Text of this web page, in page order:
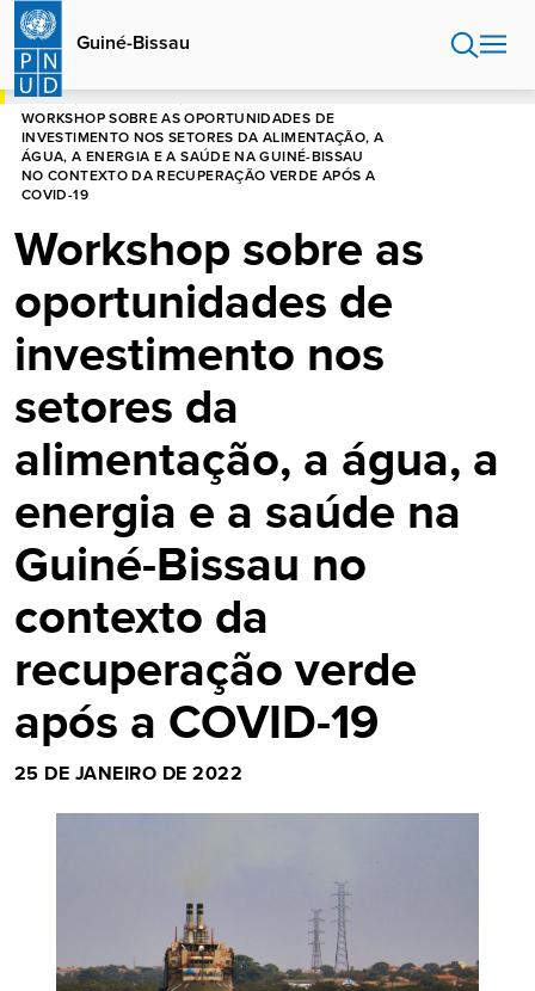
Passar
para
conteúdo
principal
Guiné-Bissau
INÍCIO
WORKSHOP SOBRE AS OPORTUNIDADES DE
INVESTIMENTO NOS SETORES DA ALIMENTAÇÃO, A
ÁGUA, A ENERGIA E A SAÚDE NA GUINÉ-BISSAU
NO CONTEXTO DA RECUPERAÇÃO VERDE APÓS A
COVID-19
Workshop sobre as
oportunidades de
investimento nos
setores da
alimentação, a água, a
energia e a saúde na
Guiné-Bissau no
contexto da
recuperação verde
após a COVID-19
25 DE JANEIRO DE 2022